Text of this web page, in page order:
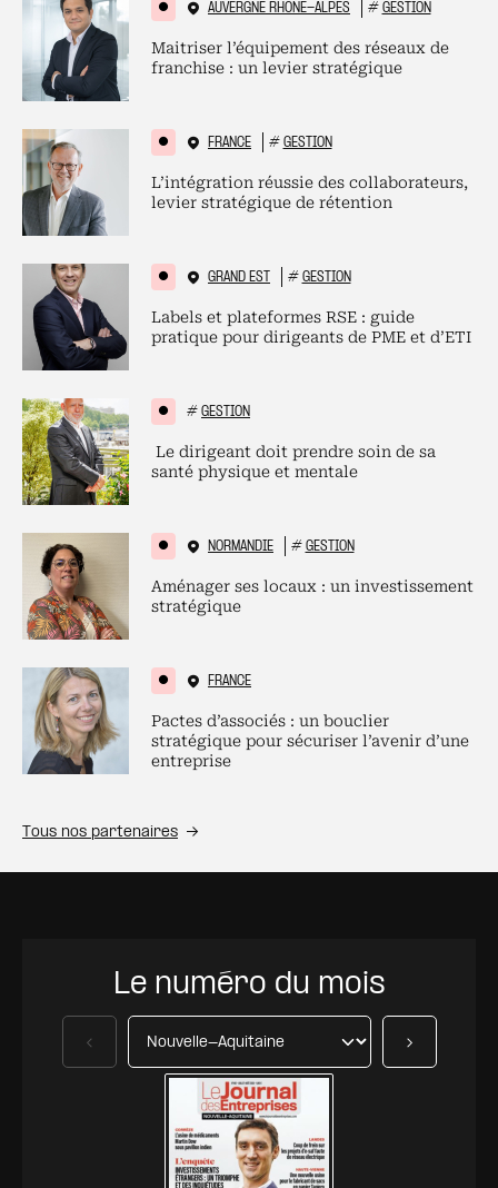
AUVERGNE RHÔNE-ALPES # GESTION
Maitriser l’équipement des réseaux de
franchise : un levier stratégique
FRANCE # GESTION
L’intégration réussie des collaborateurs,
levier stratégique de rétention
GRAND EST # GESTION
Labels et plateformes RSE : guide
pratique pour dirigeants de PME et d’ETI
# GESTION
Le dirigeant doit prendre soin de sa
santé physique et mentale
NORMANDIE # GESTION
Aménager ses locaux : un investissement
stratégique
FRANCE
Pactes d’associés : un bouclier
stratégique pour sécuriser l’avenir d’une
entreprise
Tous nos partenaires
Le numéro du mois
Précédent Suivant